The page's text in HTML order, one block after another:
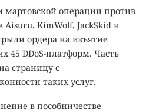
мартовской операции против
Aisuru, KimWolf, JackSkid и
ордера на изъятие
45 DDoS-платформ. Часть
страницу с
таких услуг.
в пособничестве